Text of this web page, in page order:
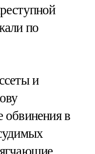
по
и
обвинения в